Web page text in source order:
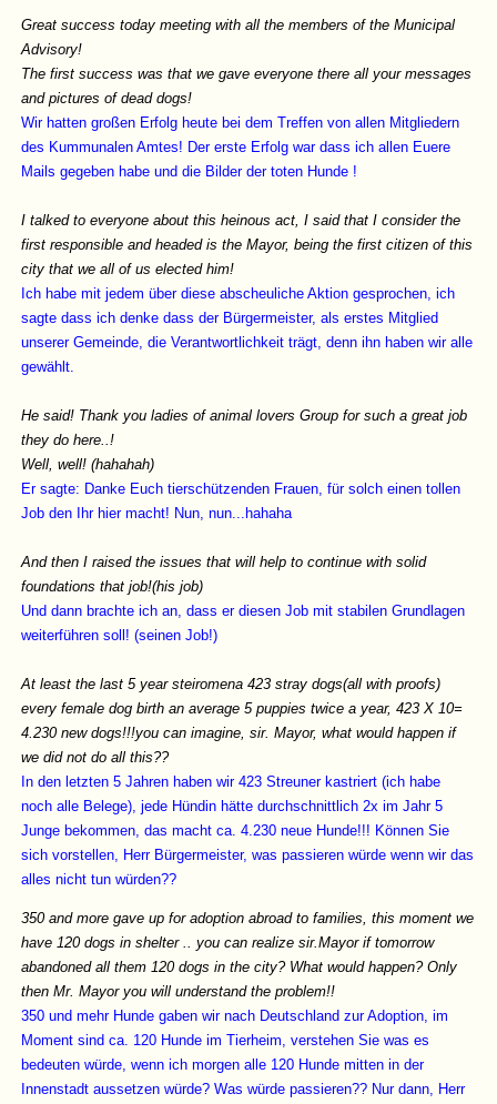
Great success today meeting with all the members of the Municipal
Advisory!
The first success was that we gave everyone there all your messages
and pictures of dead dogs!
Wir hatten großen Erfolg heute bei dem Treffen von allen Mitgliedern
des Kummunalen Amtes! Der erste Erfolg war dass ich allen Euere
Mails gegeben habe und die Bilder der toten Hunde !
I talked to everyone about this heinous act, I said that I consider the
first responsible and headed is the Mayor, being the first citizen of this
city that we all of us elected him!
Ich habe mit jedem über diese abscheuliche Aktion gesprochen, ich
sagte dass ich denke dass der Bürgermeister, als erstes Mitglied
unserer Gemeinde, die Verantwortlichkeit trägt, denn ihn haben wir alle
gewählt.
He said! Thank you ladies of animal lovers Group for such a great job
they do here..!
Well, well! (hahahah)
Er sagte: Danke Euch tierschützenden Frauen, für solch einen tollen
Job den Ihr hier macht! Nun, nun...hahaha
And then I raised the issues that will help to continue with solid
foundations that job!(his job)
Und dann brachte ich an, dass er diesen Job mit stabilen Grundlagen
weiterführen soll! (seinen Job!)
At least the last 5 year steiromena 423 stray dogs(all with proofs)
every female dog birth an average 5 puppies twice a year, 423 Χ 10=
4.230 new dogs!!!you can imagine, sir. Mayor, what would happen if
we did not do all this??
In den letzten 5 Jahren haben wir 423 Streuner kastriert (ich habe
noch alle Belege), jede Hündin hätte durchschnittlich 2x im Jahr 5
Junge bekommen, das macht ca. 4.230 neue Hunde!!! Können Sie
sich vorstellen, Herr Bürgermeister, was passieren würde wenn wir das
alles nicht tun würden??
350 and more gave up for adoption abroad to families, this moment we
have 120 dogs in shelter .. you can realize sir.Mayor if tomorrow
abandoned all them 120 dogs in the city? What would happen? Only
then Mr. Mayor you will understand the problem!!
350 und mehr Hunde gaben wir nach Deutschland zur Adoption, im
Moment sind ca. 120 Hunde im Tierheim, verstehen Sie was es
bedeuten würde, wenn ich morgen alle 120 Hunde mitten in der
Innenstadt aussetzen würde? Was würde passieren?? Nur dann, Herr